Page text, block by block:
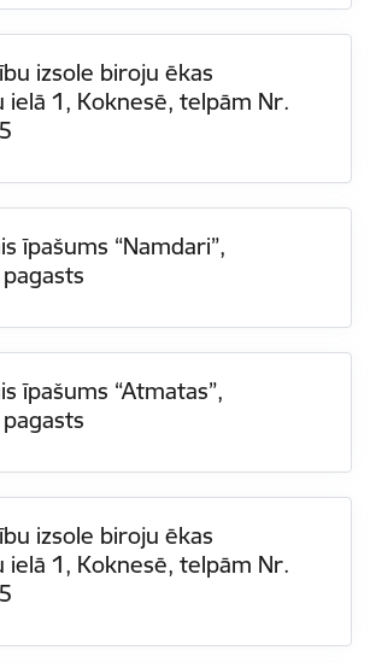
izsole biroju ēkas
1, Koknesē, telpām Nr.
īpašums “Namdari”,
īpašums “Atmatas”,
izsole biroju ēkas
1, Koknesē, telpām Nr.